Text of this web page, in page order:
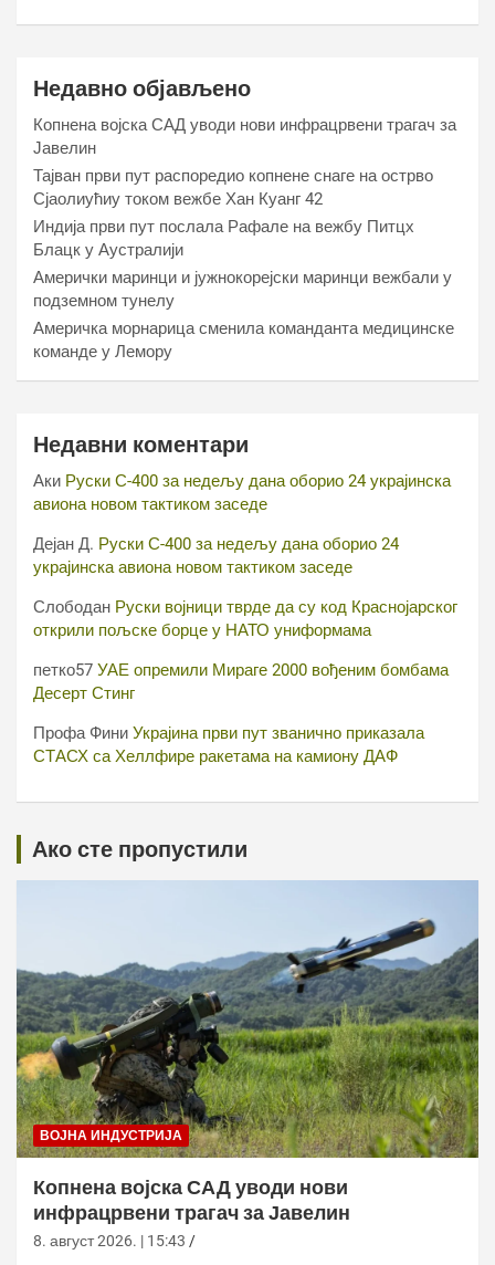
Недавно објављено
Копнена војска САД уводи нови инфрацрвени трагач за
Јавелин
Тајван први пут распоредио копнене снаге на острво
Сјаолиућиу током вежбе Хан Куанг 42
Индија први пут послала Рафале на вежбу Питцх
Блацк у Аустралији
Амерички маринци и јужнокорејски маринци вежбали у
подземном тунелу
Америчка морнарица сменила команданта медицинске
команде у Лемору
Недавни коментари
Аки Руски С-400 за недељу дана оборио 24 украјинска
авиона новом тактиком заседе
Дејан Д. Руски С-400 за недељу дана оборио 24
украјинска авиона новом тактиком заседе
Слободан Руски војници тврде да су код Краснојарског
открили пољске борце у НАТО униформама
петко57 УАЕ опремили Мираге 2000 вођеним бомбама
Десерт Стинг
Профа Фини Украјина први пут званично приказала
СТАСХ са Хеллфире ракетама на камиону ДАФ
Ако сте пропустили
ВОЈНА ИНДУСТРИЈА
Копнена војска САД уводи нови
инфрацрвени трагач за Јавелин
8. август 2026. | 15:43